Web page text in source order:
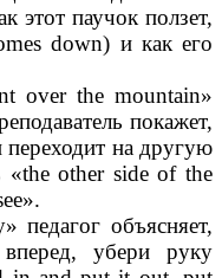
этот паучок ползет,
down) и как его
over the mountain»
покажет,
на другую
«the other side of the
педагог объясняет,
убери руку